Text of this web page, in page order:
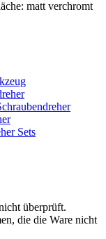
matt verchromt
Sets
überprüft.
die die Ware nicht